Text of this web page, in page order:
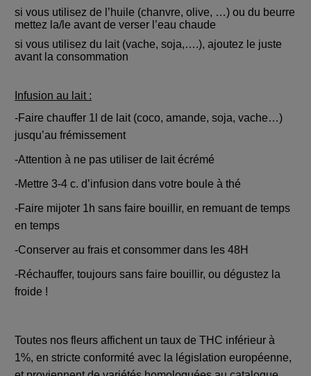
si vous utilisez de l’huile (chanvre, olive, …) ou du beurre
mettez la/le avant de verser l’eau chaude
si vous utilisez du lait (vache, soja,….), ajoutez le juste
avant la consommation
Infusion au lait :
-Faire chauffer 1l de lait (coco, amande, soja, vache…)
jusqu’au frémissement
-Attention à ne pas utiliser de lait écrémé
-Mettre 3-4 c. d’infusion dans votre boule à thé
-Faire mijoter 1h sans faire bouillir, en remuant de temps
en temps
-Conserver au frais et consommer dans les 48H
-Réchauffer, toujours sans faire bouillir, ou dégustez la
froide !
Toutes nos fleurs affichent un taux de THC inférieur à
1%, en stricte conformité avec la législation européenne,